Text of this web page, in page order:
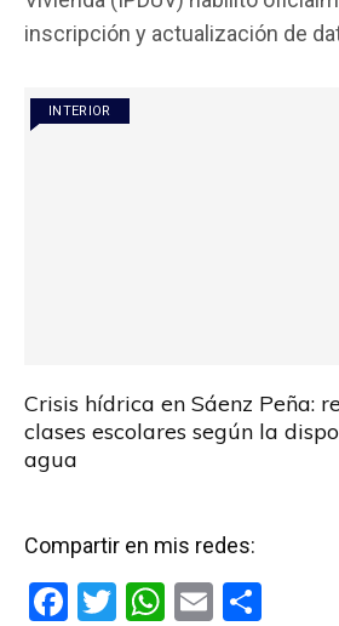
b
o
o
k
er s
p
inscripción y actualización de
INTERIOR
Crisis hídrica en Sáenz Peña:
clases escolares según la
agua
Compartir en mis redes:
F
T
W E